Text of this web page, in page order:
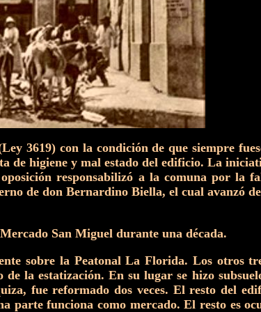
3619) con la condición de que siempre
de higiene y mal estado del edificio. La
responsabilizó a la comuna por la
de don Bernardino Biella, el cual avanzó
San Miguel durante una década.
sobre la Peatonal La Florida. Los otros
la estatización. En su lugar se hizo
fue reformado dos veces. El resto del
parte funciona como mercado. El resto es